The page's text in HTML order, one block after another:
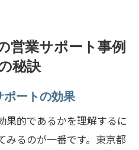
営業サポート事例
秘訣
ポートの効果
果的であるかを理解するに
みるのが一番です。東京都